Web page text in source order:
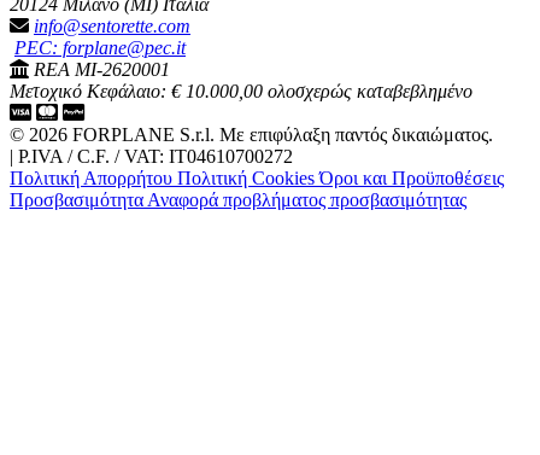
20124 Μιλάνο (MI) Ιταλία
info@sentorette.com
PEC: forplane@pec.it
REA MI-2620001
Μετοχικό Κεφάλαιο: € 10.000,00 ολοσχερώς καταβεβλημένο
© 2026 FORPLANE S.r.l. Με επιφύλαξη παντός δικαιώματος.
| P.IVA / C.F. / VAT: IT04610700272
Πολιτική Απορρήτου Πολιτική CookiesΌροι και Προϋποθέσεις
ΠροσβασιμότηταΑναφορά προβλήματος προσβασιμότητας